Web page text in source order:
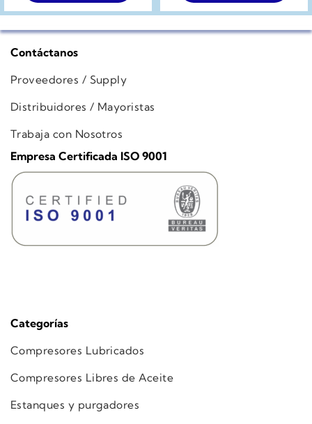
Categorías
Compresores Lubricados
Compresores Libres de Aceite
Estanques y purgadores
Contáctanos
Proveedores / Supply
Distribuidores / Mayoristas
Trabaja con Nosotros
Empresa Certificada ISO 9001